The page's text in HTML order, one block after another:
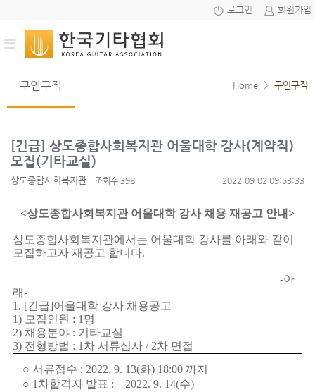
로그인 회원가입
구인구직 Home > 구인구직
[긴급] 상도종합사회복지관 어울대학 강사(계약직)
모집(기타교실)
상도종합사회복지관 조회수 398 2022-09-02 09:53:33
<상도종합사회복지관 어울대학 강사 채용 재공고 안내>
상도종합사회복지관에서는 어울대학 강사를 아래와 같이
모집하고자 재공고 합니다.
-아
래-
1. [긴급]어울대학 강사 채용공고
1) 모집인원 : 1 명
2) 채용분야 : 기타교실
3) 전형방법 : 1 차 서류심사 / 2차 면접
○ 서류접수 : 2022. 9. 13(화) 18:00 까지
○ 1 차합격자 발표 : 2022. 9. 14(수)